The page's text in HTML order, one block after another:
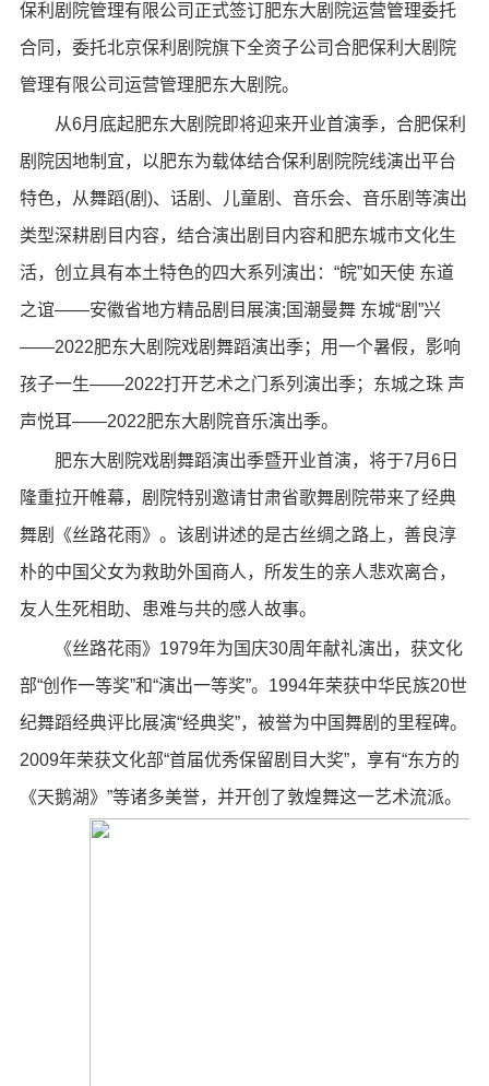
保利剧院管理有限公司正式签订肥东大剧院运营管理委托
合同，委托北京保利剧院旗下全资子公司合肥保利大剧院
管理有限公司运营管理肥东大剧院。
从6月底起肥东大剧院即将迎来开业首演季，合肥保利
剧院因地制宜，以肥东为载体结合保利剧院院线演出平台
特色，从舞蹈(剧)、话剧、儿童剧、音乐会、音乐剧等演出
类型深耕剧目内容，结合演出剧目内容和肥东城市文化生
活，创立具有本土特色的四大系列演出：“皖”如天使 东道
之谊——安徽省地方精品剧目展演;国潮曼舞 东城“剧”兴
——2022肥东大剧院戏剧舞蹈演出季；用一个暑假，影响
孩子一生——2022打开艺术之门系列演出季；东城之珠 声
声悦耳——2022肥东大剧院音乐演出季。
肥东大剧院戏剧舞蹈演出季暨开业首演，将于7月6日
隆重拉开帷幕，剧院特别邀请甘肃省歌舞剧院带来了经典
舞剧《丝路花雨》。该剧讲述的是古丝绸之路上，善良淳
朴的中国父女为救助外国商人，所发生的亲人悲欢离合，
友人生死相助、患难与共的感人故事。
《丝路花雨》1979年为国庆30周年献礼演出，获文化
部“创作一等奖”和“演出一等奖”。1994年荣获中华民族20世
纪舞蹈经典评比展演“经典奖”，被誉为中国舞剧的里程碑。
2009年荣获文化部“首届优秀保留剧目大奖”，享有“东方的
《天鹅湖》”等诸多美誉，并开创了敦煌舞这一艺术流派。